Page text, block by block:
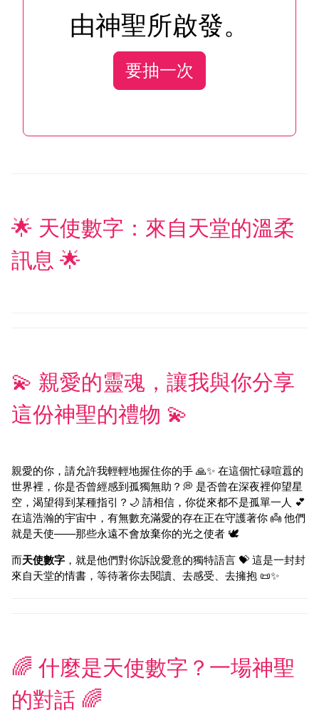
由神聖所啟發。
要抽一次
🌟 天使數字：來自天堂的溫柔
訊息 🌟
💫 親愛的靈魂，讓我與你分享
這份神聖的禮物 💫
親愛的你，請允許我輕輕地握住你的手 🙏✨ 在這個忙碌喧囂的
世界裡，你是否曾經感到孤獨無助？💭 是否曾在深夜裡仰望星
空，渴望得到某種指引？🌙 請相信，你從來都不是孤單一人 💕
在這浩瀚的宇宙中，有無數充滿愛的存在正在守護著你 👼 他們
就是天使——那些永遠不會放棄你的光之使者 🕊️
而天使數字 ，就是他們對你訴說愛意的獨特語言 💝 這是一封封
來自天堂的情書，等待著你去閱讀、去感受、去擁抱 📜✨
🌈 什麼是天使數字？一場神聖
的對話 🌈